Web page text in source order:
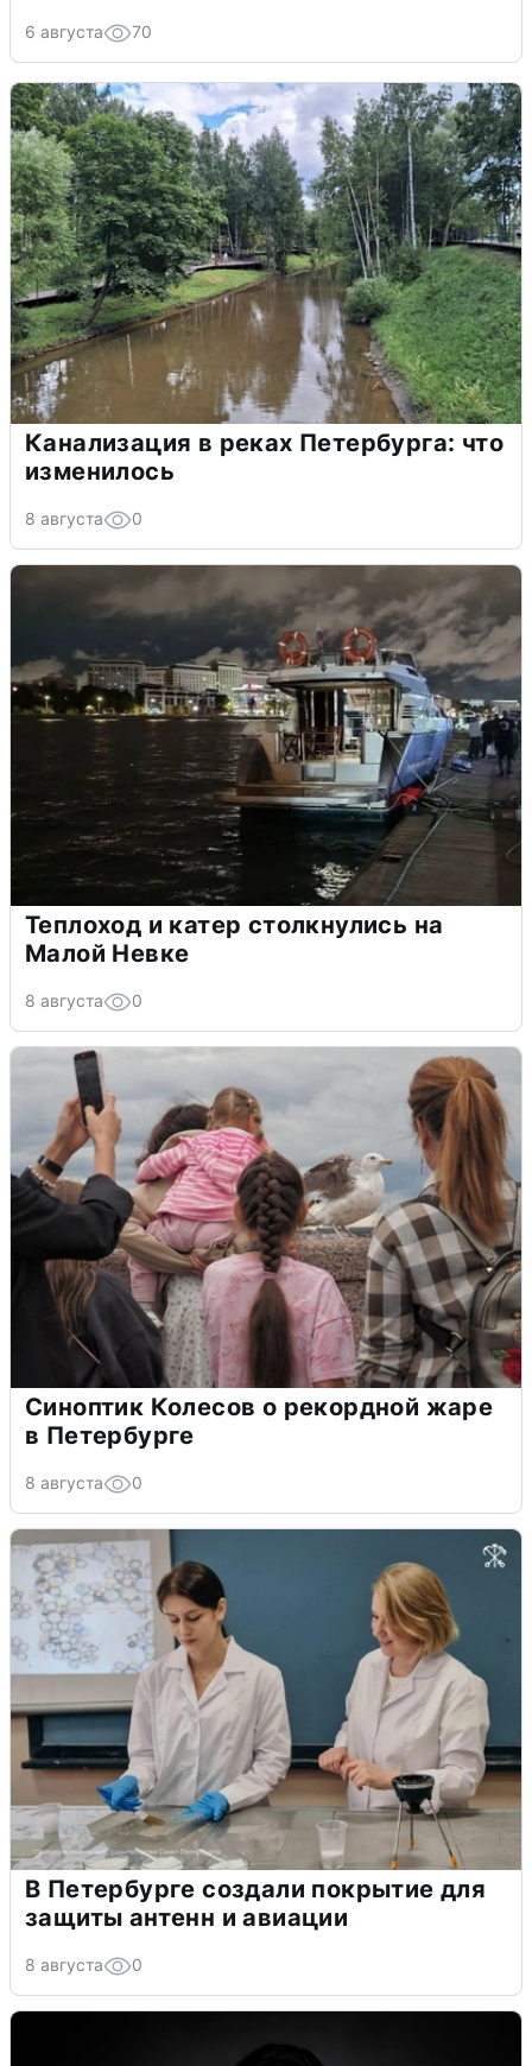
6 августа 70
Канализация в реках Петербурга: что
изменилось
8 августа 0
Теплоход и катер столкнулись на
Малой Невке
8 августа 0
Синоптик Колесов о рекордной жаре
в Петербурге
8 августа 0
В Петербурге создали покрытие для
защиты антенн и авиации
8 августа 0